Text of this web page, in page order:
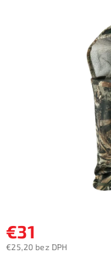
€31
€25,20 bez DPH